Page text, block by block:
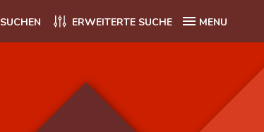
SUCHEN ERWEITERTE SUCHE MENU